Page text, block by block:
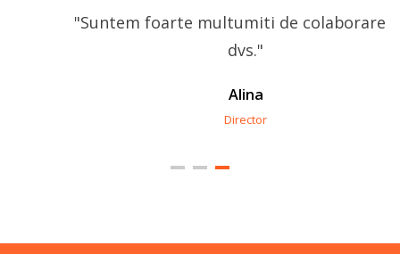
"Suntem foarte multumiti de colaborarea cu